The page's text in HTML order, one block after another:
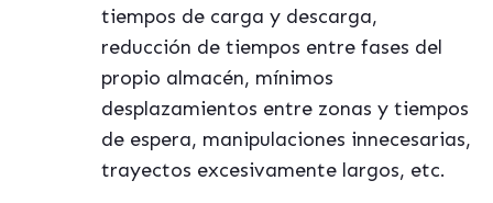
tiempos de carga y descarga,
reducción de tiempos entre fases del
propio almacén, mínimos
desplazamientos entre zonas y tiempos
de espera, manipulaciones innecesarias,
trayectos excesivamente largos, etc.